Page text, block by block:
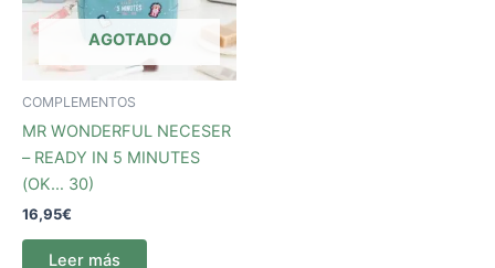
AGOTADO
COMPLEMENTOS
MR WONDERFUL NECESER
– READY IN 5 MINUTES
(OK… 30)
16,95€
Leer más